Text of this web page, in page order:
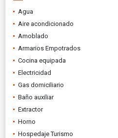
Agua
Aire acondicionado
Amoblado
Armarios Empotrados
Cocina equipada
Electricidad
Gas domiciliario
Baño auxiliar
Extractor
Horno
Hospedaje Turismo